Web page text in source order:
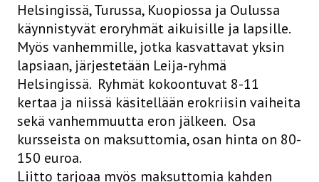
Helsingissä, Turussa, Kuopiossa ja Oulussa
käynnistyvät eroryhmät aikuisille ja lapsille.
Myös vanhemmille, jotka kasvattavat yksin
lapsiaan, järjestetään Leija-ryhmä
Helsingissä. Ryhmät kokoontuvat 8-11
kertaa ja niissä käsitellään erokriisin vaiheita
sekä vanhemmuutta eron jälkeen. Osa
kursseista on maksuttomia, osan hinta on 80-
150 euroa.
Liitto tarjoaa myös maksuttomia kahden